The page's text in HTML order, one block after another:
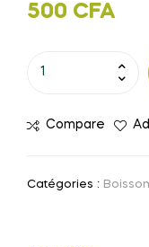
500 CFA
0% Compare
Catégories :